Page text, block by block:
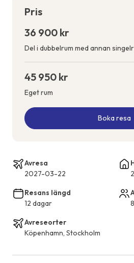
Pris
36 900 kr
Del i dubbelrum med annan
45 950 kr
Eget rum
Boka resa
Avresa
2027-03-22
Resans längd
12 dagar
Avreseorter
Köpenhamn, Stockholm